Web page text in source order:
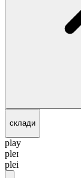
склади
play
pleɪ
plei